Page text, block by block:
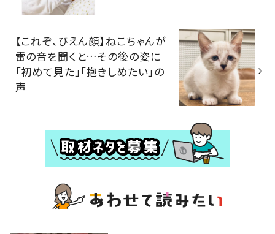
【これぞ、ぴえん顔】ねこちゃんが
雷の音を聞くと…その後の姿に
「初めて見た」「抱きしめたい」の
声